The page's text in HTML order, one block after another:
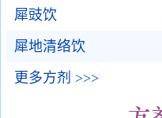
犀豉饮
犀地清络饮
更多方剂 >>>